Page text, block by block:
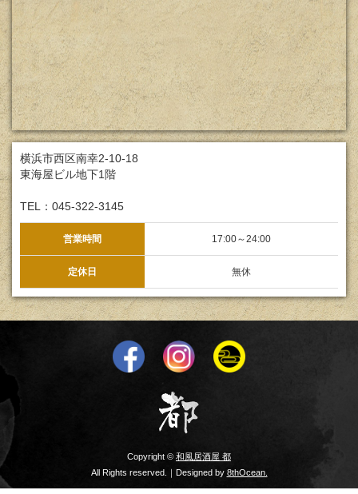
横浜市西区南幸2-10-18
東海屋ビル地下1階
TEL：045-322-3145
営業時間 17:00～24:00
定休日 無休
Copyright © 和風居酒屋 都
All Rights reserved.｜Designed by 8thOcean.